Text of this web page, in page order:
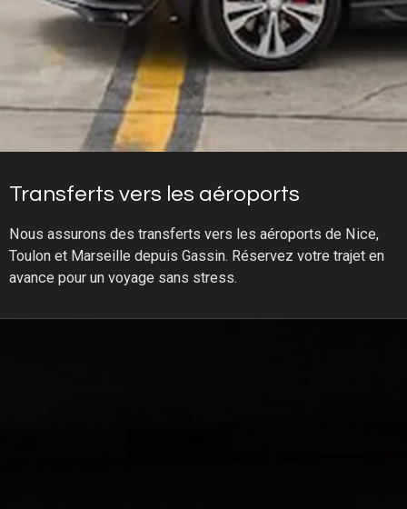
Transferts vers les aéroports
Nous assurons des transferts vers les aéroports de Nice,
Toulon et Marseille depuis Gassin. Réservez votre trajet en
avance pour un voyage sans stress.